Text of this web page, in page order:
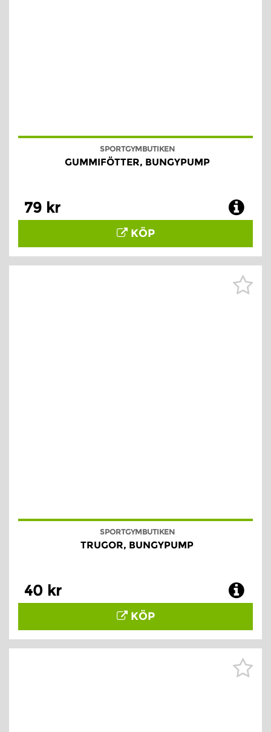
SPORTGYMBUTIKEN
GUMMIFÖTTER, BUNGYPUMP
79 kr
KÖP
SPORTGYMBUTIKEN
TRUGOR, BUNGYPUMP
40 kr
KÖP